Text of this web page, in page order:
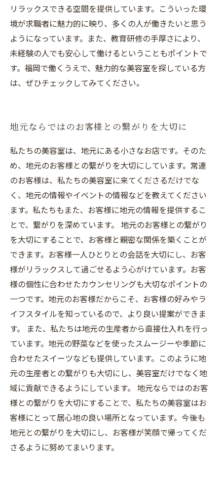
リラックスできる空間を提供しています。こういった環
境が求職者に魅力的に映り、多くの人が働きたいと思う
ようになっています。また、教育研修の手厚さにより、
未経験の人でも安心して働けるということもポイントで
す。福岡で働くうえで、魅力的な美容室を探している方
は、ぜひチェックしてみてください。
地元ならではのお客様との繋がりを大切に
私たちの美容室は、地元にある小さなお店です。そのた
め、地元のお客様との繋がりを大切にしています。常連
のお客様は、私たちの美容室に来てくださるだけでな
く、地元の情報やイベントの情報などを教えてください
ます。私たちもまた、お客様に地元の情報を提供するこ
とで、繋がりを深めています。 地元のお客様との繋がり
を大切にすることで、お客様と親密な関係を築くことが
できます。お客様一人ひとりとの会話を大切にし、お客
様がリラックスして過ごせるよう心がけています。お客
様の個性に合わせたカウンセリングも大切なポイントの
一つです。地元のお客様だからこそ、お客様の好みやラ
イフスタイルを知っているので、より良い提案ができま
す。 また、私たちは地元の生産者から直接仕入れを行っ
ています。地元の野菜などを使ったスムージーや季節に
合わせたスイーツなども提供しています。このように地
元の生産者との繋がりも大切にし、美容室だけでなく地
域に貢献できるようにしています。 地元ならではのお客
様との繋がりを大切にすることで、私たちの美容室はお
客様にとって居心地の良い場所となっています。今後も
地元との繋がりを大切にし、お客様が笑顔で帰ってくだ
さるように努めてまいります。